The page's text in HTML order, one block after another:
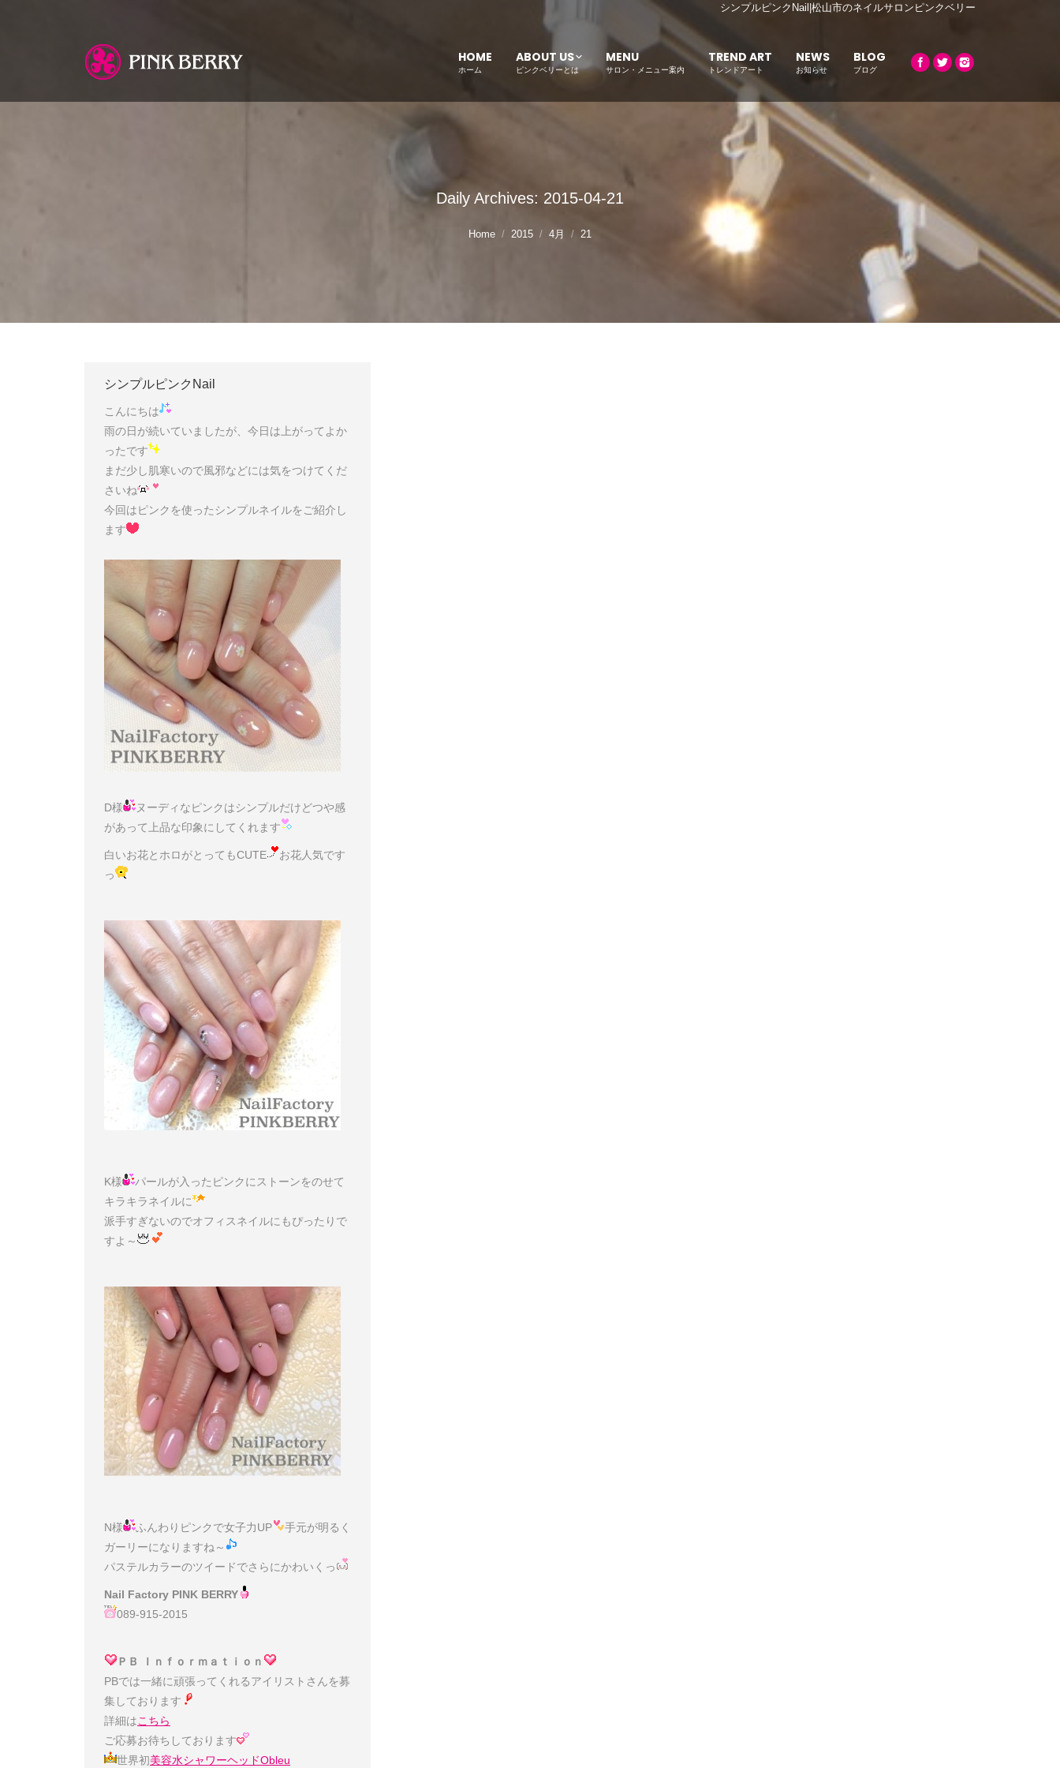
シンプルピンクNail|松山市のネイルサロンピンクベリー
HOME
ホーム
ABOUT US
ピンクベリーとは
MENU
サロン・メニュー案内
TREND ART
トレンドアート
NEWS
お知らせ
BLOG
ブログ
Daily Archives: 2015-04-21
Home 2015 4月 21
シンプルピンクNail
こんにちは
雨の日が続いていましたが、今日は上がってよか
ったです
まだ少し肌寒いので風邪などには気をつけてくだ
さいね
今回はピンクを使ったシンプルネイルをご紹介し
ます
D様
ヌーディなピンクはシンプルだけどつや感
があって上品な印象にしてくれます
白いお花とホロがとってもCUTE
お花人気です
っ
K様
パールが入ったピンクにストーンをのせて
キラキラネイルに
派手すぎないのでオフィスネイルにもぴったりで
すよ～
N様 ふんわりピンクで女子力UP
手元が明るく
ガーリーになりますね～
パステルカラーのツイードでさらにかわいくっ
Nail Factory PINK BERRY
089-915-2015
ＰＢ Ｉｎｆｏｒｍａｔｉｏｎ
PBでは一緒に頑張ってくれるアイリストさんを募
集しております
詳細はこちら
ご応募お待ちしております
世界初美容水シャワーヘッドObleu